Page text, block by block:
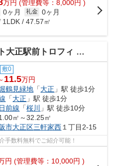
万円 (管理費等：8,000円 )
0ヶ月 礼金 0ヶ月
1LDK / 47.57㎡
前トロフィ 仲介手数料無料
敷0
11.5万円
鶴見緑地 「大正 」駅 徒歩1分
「大正 」駅 徒歩1分
前線 「桜川
」駅 徒歩10分
㎡～32.25㎡
市大正区三軒家西 １丁目2-15
手数料無料でご紹介可能！
円 (管理費等：10,000円 )